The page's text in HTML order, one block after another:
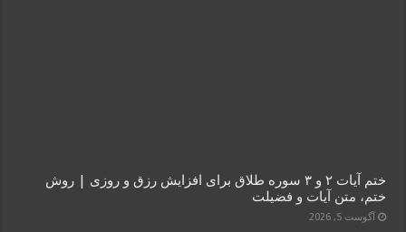
ختم آیات ۲ و ۳ سوره طلاق برای افزایش رزق و روزی | روش
ختم، متن آیات و فضیلت
آگوست 5, 2026